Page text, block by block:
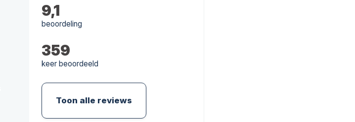
9,1
beoordeling
359
keer beoordeeld
Toon alle reviews